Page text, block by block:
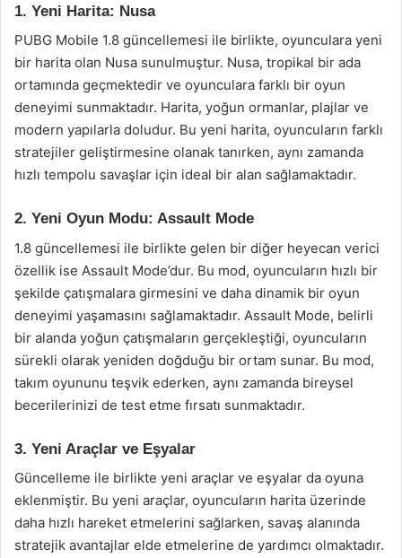
1. Yeni Harita: Nusa
PUBG Mobile 1.8 güncellemesi ile birlikte, oyunculara yeni
bir harita olan Nusa sunulmuştur. Nusa, tropikal bir ada
ortamında geçmektedir ve oyunculara farklı bir oyun
deneyimi sunmaktadır. Harita, yoğun ormanlar, plajlar ve
modern yapılarla doludur. Bu yeni harita, oyuncuların farklı
stratejiler geliştirmesine olanak tanırken, aynı zamanda
hızlı tempolu savaşlar için ideal bir alan sağlamaktadır.
2. Yeni Oyun Modu: Assault Mode
1.8 güncellemesi ile birlikte gelen bir diğer heyecan verici
özellik ise Assault Mode’dur. Bu mod, oyuncuların hızlı bir
şekilde çatışmalara girmesini ve daha dinamik bir oyun
deneyimi yaşamasını sağlamaktadır. Assault Mode, belirli
bir alanda yoğun çatışmaların gerçekleştiği, oyuncuların
sürekli olarak yeniden doğduğu bir ortam sunar. Bu mod,
takım oyununu teşvik ederken, aynı zamanda bireysel
becerilerinizi de test etme fırsatı sunmaktadır.
3. Yeni Araçlar ve Eşyalar
Güncelleme ile birlikte yeni araçlar ve eşyalar da oyuna
eklenmiştir. Bu yeni araçlar, oyuncuların harita üzerinde
daha hızlı hareket etmelerini sağlarken, savaş alanında
stratejik avantajlar elde etmelerine de yardımcı olmaktadır.